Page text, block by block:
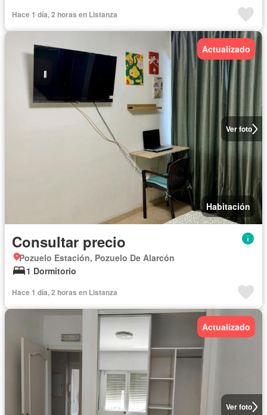
Hace 1 día, 2 horas en Listanza
Ver foto
Actualizado
Habitación
Consultar precio
Pozuelo Estación, Pozuelo De Alarcón
1 Dormitorio
Hace 1 día, 2 horas en Listanza
Ver foto
Actualizado